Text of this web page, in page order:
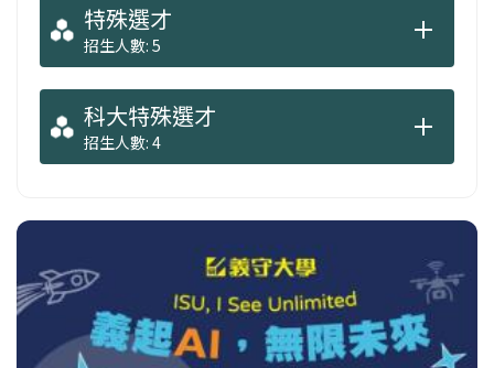
特殊選才
招生人數: 5
科大特殊選才
招生人數: 4